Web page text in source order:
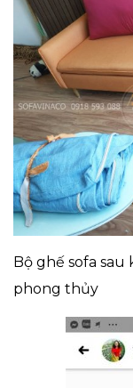
Bộ ghế sofa
phong thủy